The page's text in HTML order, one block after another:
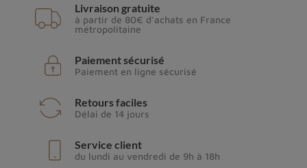
Livraison gratuite
à partir de 80€ d'achats en France
métropolitaine
Paiement sécurisé
Paiement en ligne sécurisé
Retours faciles
Délai de 14 jours
Service client
du lundi au vendredi de 9h à 18h